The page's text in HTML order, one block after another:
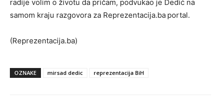
radije volim o životu da pričam, podvukao je Dedić na
samom kraju razgovora za Reprezentacija.ba portal.
(Reprezentacija.ba)
OZNAKE mirsad dedic reprezentacija BiH